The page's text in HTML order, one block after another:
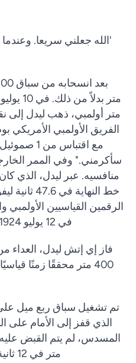
'الله جعلني سريعا.
متر أولمبي، ذهب ليدل إلى
الفريق الأولمبي
سأكرمني." وفي الممر
خط النهاية
الرقمين القياسيين الأولمبي
في 12 يوليو 1924، صوّر السباق بشكل مثالي،
فاز إي إتش ليدل، العداء
تم تشغيل سباق ربع ميل على
الذي قفز إلى الأمام على
المسدس، لم يتم القبض
متر في 12 ثانية ميتًا والرابع في 113/5 ثانية.